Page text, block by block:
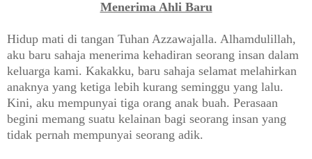
Menerima Ahli Baru
Hidup mati di tangan Tuhan Azzawajalla. Alhamdulillah,
aku baru sahaja menerima kehadiran seorang insan dalam
keluarga kami. Kakakku, baru sahaja selamat melahirkan
anaknya yang ketiga lebih kurang seminggu yang lalu.
Kini, aku mempunyai tiga orang anak buah. Perasaan
begini memang suatu kelainan bagi seorang insan yang
tidak pernah mempunyai seorang adik.